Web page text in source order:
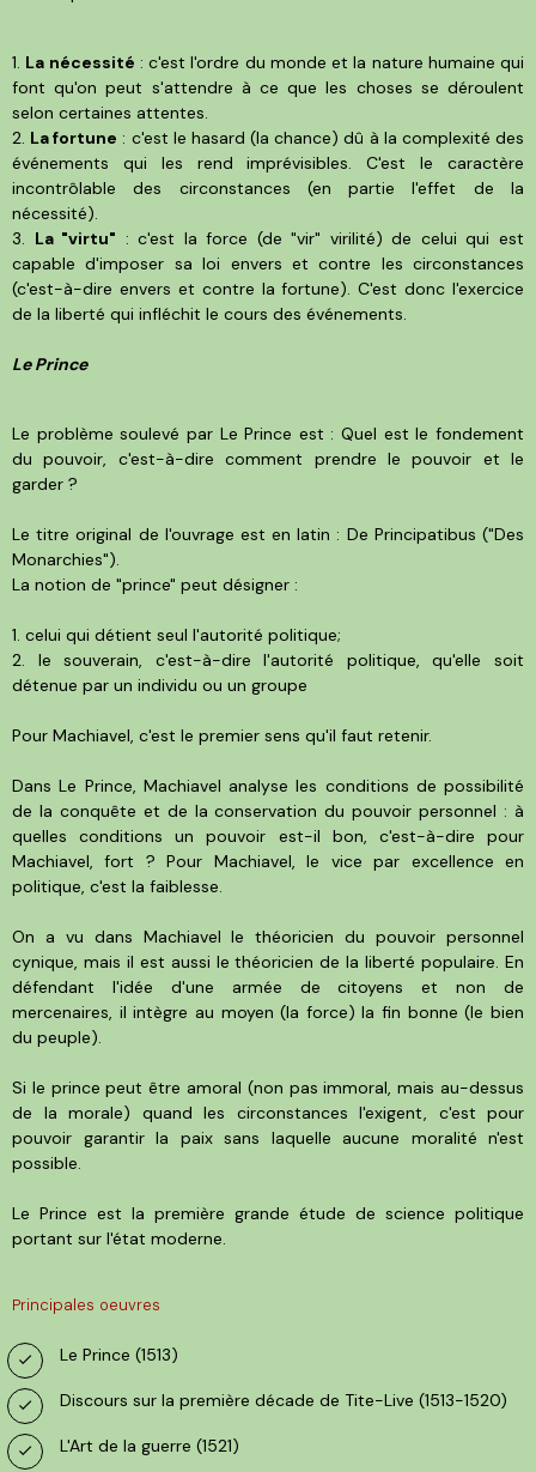
1. La nécessité : c'est l'ordre du monde et la nature humaine qui
font qu'on peut s'attendre à ce que les choses se déroulent
selon certaines attentes.
2. La fortune : c'est le hasard (la chance) dû à la complexité des
événements qui les rend imprévisibles. C'est le caractère
incontrôlable des circonstances (en partie l'effet de la
nécessité).
3. La "virtu" : c'est la force (de "vir" virilité) de celui qui est
capable d'imposer sa loi envers et contre les circonstances
(c'est-à-dire envers et contre la fortune). C'est donc l'exercice
de la liberté qui infléchit le cours des événements.
Le Prince
Le problème soulevé par Le Prince est : Quel est le fondement
du pouvoir, c'est-à-dire comment prendre le pouvoir et le
garder ?
Le titre original de l'ouvrage est en latin : De Principatibus ("Des
Monarchies").
La notion de "prince" peut désigner :
1. celui qui détient seul l'autorité politique;
2. le souverain, c'est-à-dire l'autorité politique, qu'elle soit
détenue par un individu ou un groupe
Pour Machiavel, c'est le premier sens qu'il faut retenir.
Dans Le Prince, Machiavel analyse les conditions de possibilité
de la conquête et de la conservation du pouvoir personnel : à
quelles conditions un pouvoir est-il bon, c'est-à-dire pour
Machiavel, fort ? Pour Machiavel, le vice par excellence en
politique, c'est la faiblesse.
On a vu dans Machiavel le théoricien du pouvoir personnel
cynique, mais il est aussi le théoricien de la liberté populaire. En
défendant l'idée d'une armée de citoyens et non de
mercenaires, il intègre au moyen (la force) la fin bonne (le bien
du peuple).
Si le prince peut être amoral (non pas immoral, mais au-dessus
de la morale) quand les circonstances l'exigent, c'est pour
pouvoir garantir la paix sans laquelle aucune moralité n'est
possible.
Le Prince est la première grande étude de science politique
portant sur l'état moderne.
Principales oeuvres
Le Prince (1513)
Discours sur la première décade de Tite-Live (1513-1520)
L'Art de la guerre (1521)